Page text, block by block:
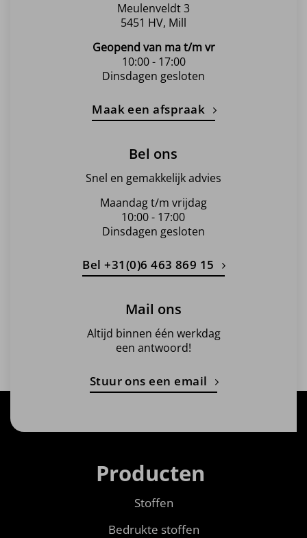
Meulenveldt 3
5451 HV, Mill
Geopend van ma t/m vr
10:00 - 17:00
Dinsdagen gesloten
Maak een afspraak
Bel ons
Snel en gemakkelijk advies
Maandag t/m vrijdag
10:00 - 17:00
Dinsdagen gesloten
Bel +31(0)6 463 869 15
Mail ons
Altijd binnen één werkdag
een antwoord!
Stuur ons een email
Producten
Stoffen
Bedrukte stoffen